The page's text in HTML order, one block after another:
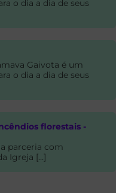
o dia a dia de seus
Gaivota é um
o dia a dia de seus
florestais -
parceria com
Igreja […]